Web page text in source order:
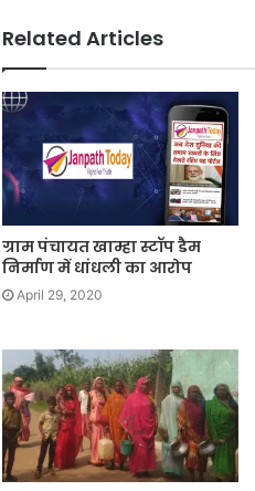
Related Articles
ग्राम पंचायत खाम्हा स्टॉप डैम
निर्माण में धांधली का आरोप
April 29, 2020